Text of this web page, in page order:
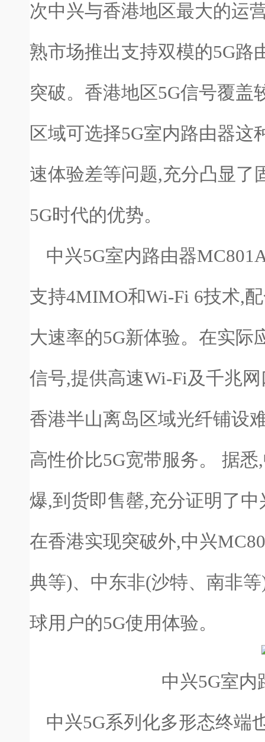
次中兴与香港地区最大的运
熟市场推出支持双模的5G路
突破。香港地区5G信号覆盖
区域可选择5G室内路由器
速体验差等问题,充分凸显了
5G时代的优势。
中兴5G室内路由器
支持4MIMO和Wi-Fi 6技术,
大速率的5G新体验。在实际
信号,提供高速Wi-Fi及千兆
香港半山离岛区域光纤铺设
高性价比5G宽带服务。 据
爆,到货即售罄,充分证明了
在香港实现突破外,中兴
典等)、中东非(沙特、南非
球用户的5G使用体验。
中兴5G室内
中兴5G系列化多形态终端